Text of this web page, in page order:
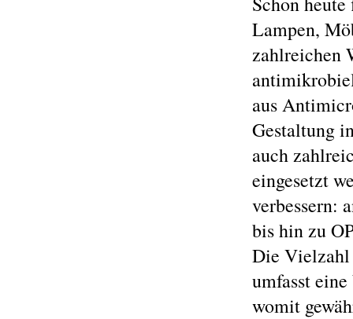
Lampen,
zahlreichen
aus
Gestaltung
auch
eingesetzt
verbessern:
bis hin zu
Die Vielzahl
umfasst
womit